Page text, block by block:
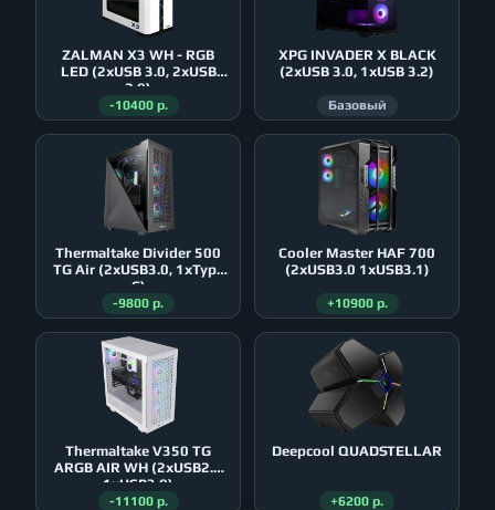
ZALMAN X3 WH - RGB
LED (2xUSB 3.0, 2xUSB
2.0)
-10400 р.
XPG INVADER X BLACK
(2xUSB 3.0, 1xUSB 3.2)
Базовый
Thermaltake Divider 500
TG Air (2xUSB3.0, 1xType
C)
-9800 р.
Cooler Master HAF 700
(2xUSB3.0 1xUSB3.1)
+10900 р.
Thermaltake V350 TG
ARGB AIR WH (2xUSB2.0
1xUSB3.0)
-11100 р.
Deepcool QUADSTELLAR
+6200 р.